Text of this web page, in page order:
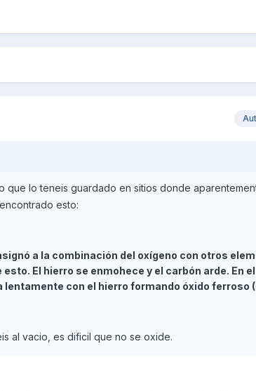
que lo teneis guardado en sitios donde
esto:
a la combinación del oxígeno con otros
El hierro se enmohece y el carbón arde. En el
con el hierro formando óxido ferroso
al vacio, es dificil que no se oxide.